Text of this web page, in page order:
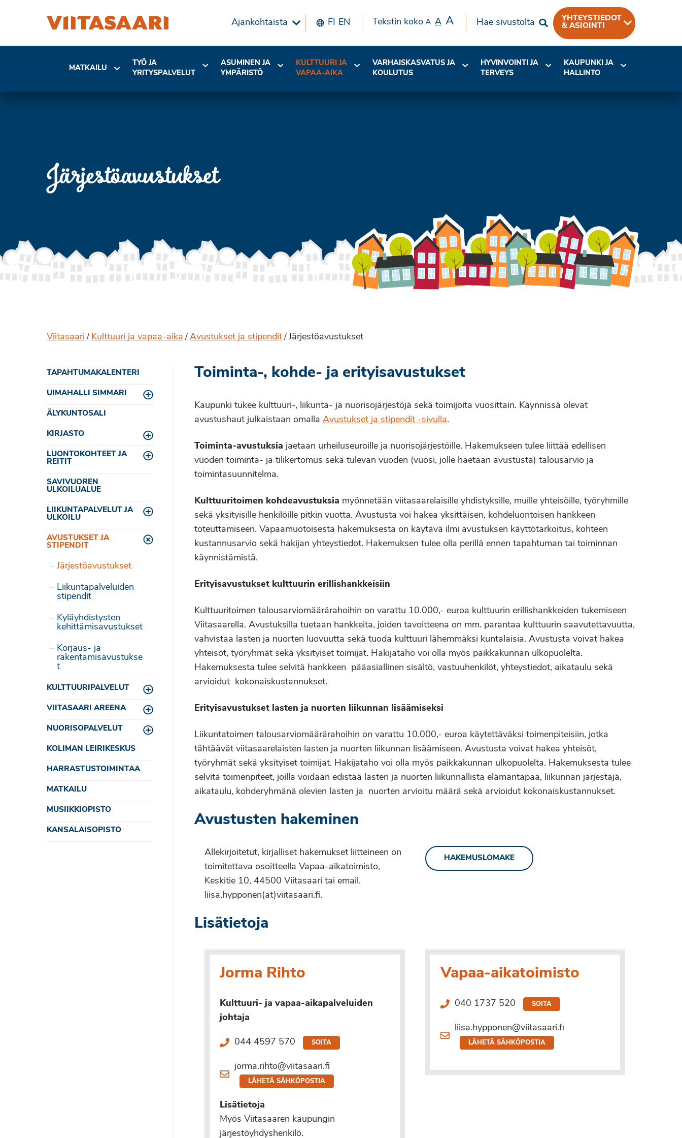
Ajankohtaista FI EN Tekstin koko A A A Hae sivustolta
YHTEYSTIEDOT
& ASIOINTI
MATKAILU
TYÖ JA
YRITYSPALVELUT
ASUMINEN JA
YMPÄRISTÖ
KULTTUURI JA
VAPAA-AIKA
VARHAISKASVATUS JA
KOULUTUS
HYVINVOINTI JA
TERVEYS
KAUPUNKI JA
HALLINTO
Järjestöavustukset
Viitasaari / Kulttuuri ja vapaa-aika / Avustukset ja stipendit / Järjestöavustukset
TAPAHTUMAKALENTERI
UIMAHALLI SIMMARI
Toggle menu
ÄLYKUNTOSALI
KIRJASTO
Toggle menu
LUONTOKOHTEET JA
REITIT
Toggle menu
SAVIVUOREN
ULKOILUALUE
LIIKUNTAPALVELUT JA
ULKOILU
Toggle menu
AVUSTUKSET JA
STIPENDIT
Toggle menu
Järjestöavustukset
Liikuntapalveluiden
stipendit
Kyläyhdistysten
kehittämisavustukset
Korjaus- ja
rakentamisavustukse
t
KULTTUURIPALVELUT
Toggle menu
VIITASAARI AREENA
Toggle menu
NUORISOPALVELUT
Toggle menu
KOLIMAN LEIRIKESKUS
HARRASTUSTOIMINTAA
MATKAILU
MUSIIKKIOPISTO
KANSALAISOPISTO
Toiminta-, kohde- ja erityisavustukset
Kaupunki tukee kulttuuri-, liikunta- ja nuorisojärjestöjä sekä toimijoita vuosittain. Käynnissä olevat
avustushaut julkaistaan omalla Avustukset ja stipendit -sivulla.
Toiminta-avustuksia jaetaan urheiluseuroille ja nuorisojärjestöille. Hakemukseen tulee liittää edellisen
vuoden toiminta- ja tilikertomus sekä tulevan vuoden (vuosi, jolle haetaan avustusta) talousarvio ja
toimintasuunnitelma.
Kulttuuritoimen kohdeavustuksia myönnetään viitasaarelaisille yhdistyksille, muille yhteisöille, työryhmille
sekä yksityisille henkilöille pitkin vuotta. Avustusta voi hakea yksittäisen, kohdeluontoisen hankkeen
toteuttamiseen. Vapaamuotoisesta hakemuksesta on käytävä ilmi avustuksen käyttötarkoitus, kohteen
kustannusarvio sekä hakijan yhteystiedot. Hakemuksen tulee olla perillä ennen tapahtuman tai toiminnan
käynnistämistä.
Erityisavustukset kulttuurin erillishankkeisiin
Kulttuuritoimen talousarviomäärärahoihin on varattu 10.000,- euroa kulttuurin erillishankkeiden tukemiseen
Viitasaarella. Avustuksilla tuetaan hankkeita, joiden tavoitteena on mm. parantaa kulttuurin saavutettavuutta,
vahvistaa lasten ja nuorten luovuutta sekä tuoda kulttuuri lähemmäksi kuntalaisia. Avustusta voivat hakea
yhteisöt, työryhmät sekä yksityiset toimijat. Hakijataho voi olla myös paikkakunnan ulkopuolelta.
Hakemuksesta tulee selvitä hankkeen pääasiallinen sisältö, vastuuhenkilöt, yhteystiedot, aikataulu sekä
arvioidut kokonaiskustannukset.
Erityisavustukset lasten ja nuorten liikunnan lisäämiseksi
Liikuntatoimen talousarviomäärärahoihin on varattu 10.000,- euroa käytettäväksi toimenpiteisiin, jotka
tähtäävät viitasaarelaisten lasten ja nuorten liikunnan lisäämiseen. Avustusta voivat hakea yhteisöt,
työryhmät sekä yksityiset toimijat. Hakijataho voi olla myös paikkakunnan ulkopuolelta. Hakemuksesta tulee
selvitä toimenpiteet, joilla voidaan edistää lasten ja nuorten liikunnallista elämäntapaa, liikunnan järjestäjä,
aikataulu, kohderyhmänä olevien lasten ja nuorten arvioitu määrä sekä arvioidut kokonaiskustannukset.
Avustusten hakeminen
Allekirjoitetut, kirjalliset hakemukset liitteineen on
toimitettava osoitteella Vapaa-aikatoimisto,
Keskitie 10, 44500 Viitasaari tai email.
liisa.hypponen(at)viitasaari.fi.
HAKEMUSLOMAKE
Lisätietoja
Jorma Rihto
Kulttuuri- ja vapaa-aikapalveluiden
johtaja
044 4597 570 SOITA
jorma.rihto@viitasaari.fi
LÄHETÄ SÄHKÖPOSTIA
Lisätietoja
Myös Viitasaaren kaupungin
järjestöyhdyshenkilö.
Vapaa-aikatoimisto
040 1737 520 SOITA
liisa.hypponen@viitasaari.fi
LÄHETÄ SÄHKÖPOSTIA